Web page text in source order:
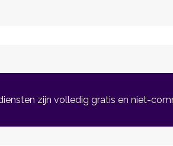
zijn volledig gratis en niet-